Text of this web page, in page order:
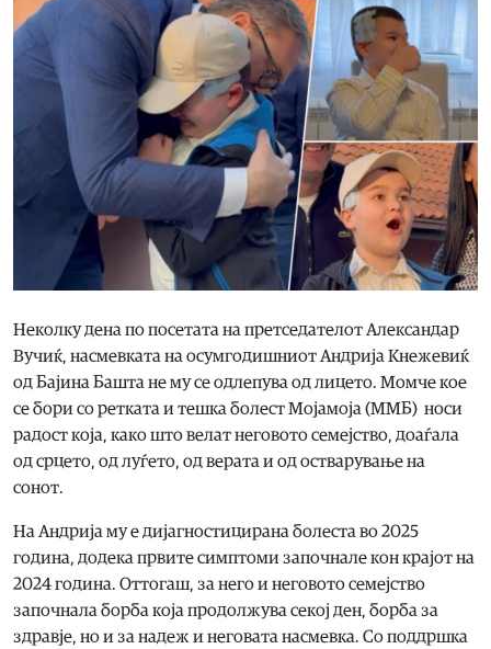
Неколку дена по посетата на претседателот Александар
Вучиќ, насмевката на осумгодишниот Андрија Кнежевиќ
од Бајина Башта не му се одлепува од лицето. Момче кое
се бори со ретката и тешка болест Мојамоја (ММБ) носи
радост која, како што велат неговото семејство, доаѓала
од срцето, од луѓето, од верата и од остварување на
сонот.
На Андрија му е дијагностицирана болеста во 2025
година, додека првите симптоми започнале кон крајот на
2024 година. Оттогаш, за него и неговото семејство
започнала борба која продолжува секој ден, борба за
здравје, но и за надеж и неговата насмевка. Со поддршка